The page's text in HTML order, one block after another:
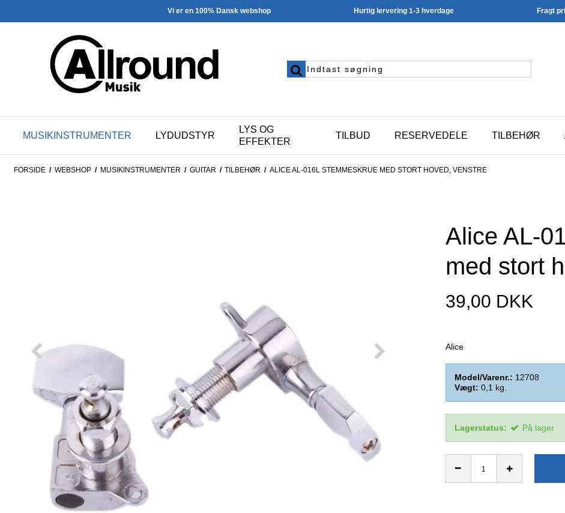
Vi er en 100% Dansk webshop Hurtig lervering 1-3 hverdage Fragt
MUSIKINSTRUMENTER LYDUDSTYR
LYS OG
EFFEKTER
TILBUD RESERVEDELE TILBEHØR
FORSIDE / WEBSHOP / MUSIKINSTRUMENTER / GUITAR / TILBEHØR / ALICE AL-016L STEMMESKRUE MED STORT HOVED, VENSTRE
Alice AL-
med stort
39,00 DKK
Alice
Model/Varenr.: 12708
Vægt: 0,1 kg.
Lagerstatus: På lager